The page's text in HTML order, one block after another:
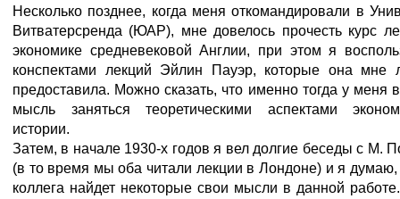
Несколько позднее, когда меня откомандировали в
Витватерсренда (ЮАР), мне довелось прочесть курс
экономике средневековой Англии, при этом я
конспектами лекций Эйлин Пауэр, которые она мне
предоставила. Можно сказать, что именно тогда у меня
мысль заняться теоретическими аспектами
истории.
Затем, в начале 1930-х годов я вел долгие беседы с М.
(в то время мы оба читали лекции в Лондоне) и я думаю,
коллега найдет некоторые свои мысли в данной